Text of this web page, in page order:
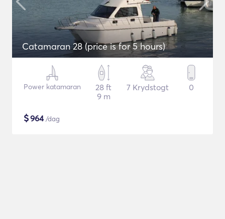
Catamaran 28 (price is for 5 hours)
Power katamaran
28 ft
9 m
7 Krydstogt 0
$964/dag